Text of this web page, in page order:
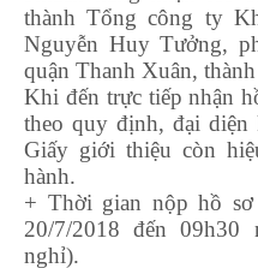
thành Tổng công ty
Nguyễn Huy Tưởng,
quận Thanh Xuân,
Khi đến trực tiếp nhận
theo quy định, đại diện
Giấy giới thiệu còn
hành.
+ Thời gian nộp hồ
20/7/2018 đến 09h30
nghỉ).